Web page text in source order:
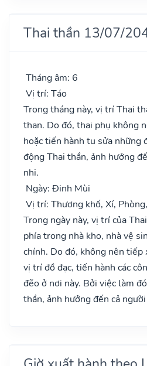
Thai thần 13/07/
Tháng âm: 6
Vị trí: Táo
Trong tháng này, vị trí Thai
than. Do đó, thai phụ không
hoặc tiến hành tu sửa những
động Thai thần, ảnh hưởng
nhi.
Ngày: Đinh Mùi
Vị trí: Thương khố, Xí,
Trong ngày này, vị trí của
phía trong nhà kho, nhà vệ
chính. Do đó, không nên tiếp
vị trí đồ đạc, tiến hành các
đẽo ở nơi này. Bởi việc làm
thần, ảnh hưởng đến cả